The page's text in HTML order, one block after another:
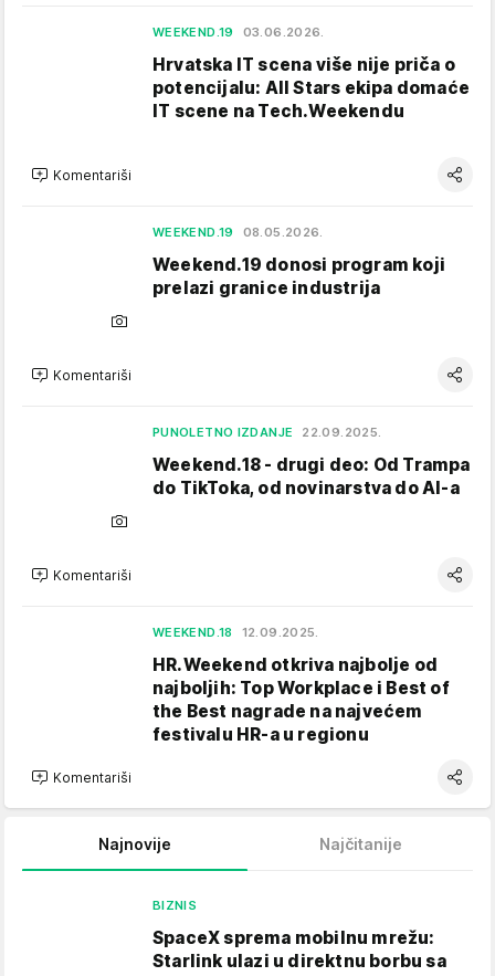
WEEKEND.19 03.06.2026.
Hrvatska IT scena više nije priča o
potencijalu: All Stars ekipa domaće
IT scene na Tech.Weekendu
Komentariši
WEEKEND.19 08.05.2026.
Weekend.19 donosi program koji
prelazi granice industrija
Komentariši
PUNOLETNO IZDANJE 22.09.2025.
Weekend.18 - drugi deo: Od Trampa
do TikToka, od novinarstva do AI-a
Komentariši
WEEKEND.18 12.09.2025.
HR.Weekend otkriva najbolje od
najboljih: Top Workplace i Best of
the Best nagrade na najvećem
festivalu HR-a u regionu
Komentariši
Najnovije Najčitanije
BIZNIS
SpaceX sprema mobilnu mrežu:
Starlink ulazi u direktnu borbu sa